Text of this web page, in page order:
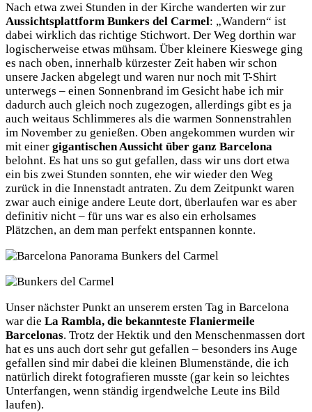
Nach etwa zwei Stunden in der Kirche wanderten wir zur
Aussichtsplattform Bunkers del Carmel: „Wandern“ ist
dabei wirklich das richtige Stichwort. Der Weg dorthin war
logischerweise etwas mühsam. Über kleinere Kieswege ging
es nach oben, innerhalb kürzester Zeit haben wir schon
unsere Jacken abgelegt und waren nur noch mit T-Shirt
unterwegs – einen Sonnenbrand im Gesicht habe ich mir
dadurch auch gleich noch zugezogen, allerdings gibt es ja
auch weitaus Schlimmeres als die warmen Sonnenstrahlen
im November zu genießen. Oben angekommen wurden wir
mit einer gigantischen Aussicht über ganz Barcelona
belohnt. Es hat uns so gut gefallen, dass wir uns dort etwa
ein bis zwei Stunden sonnten, ehe wir wieder den Weg
zurück in die Innenstadt antraten. Zu dem Zeitpunkt waren
zwar auch einige andere Leute dort, überlaufen war es aber
definitiv nicht – für uns war es also ein erholsames
Plätzchen, an dem man perfekt entspannen konnte.
Unser nächster Punkt an unserem ersten Tag in Barcelona
war die La Rambla, die bekannteste Flaniermeile
Barcelonas. Trotz der Hektik und den Menschenmassen dort
hat es uns auch dort sehr gut gefallen – besonders ins Auge
gefallen sind mir dabei die kleinen Blumenstände, die ich
natürlich direkt fotografieren musste (gar kein so leichtes
Unterfangen, wenn ständig irgendwelche Leute ins Bild
laufen).